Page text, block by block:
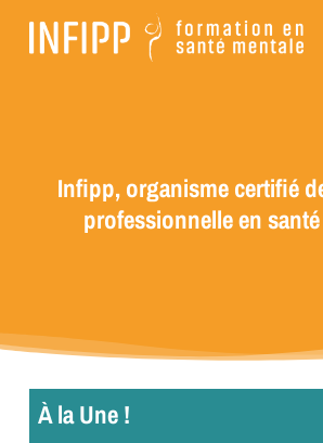
Panneau de gestion des cookies
contenu
Infipp, organisme certifié
professionnelle en
À la Une !